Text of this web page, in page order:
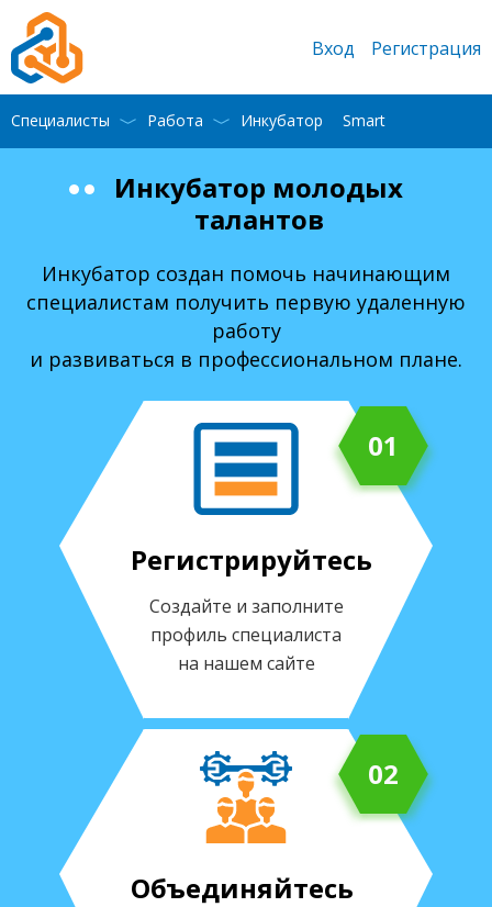
Инкубатор молодых
талантов
Инкубатор создан помочь начинающим
специалистам получить первую удаленную
работу
и развиваться в профессиональном плане.
Регистрируйтесь
Создайте и заполните
профиль специалиста
на нашем сайте
01
Объединяйтесь
02
Вход Регистрация
Специалисты Работа Инкубатор Smart